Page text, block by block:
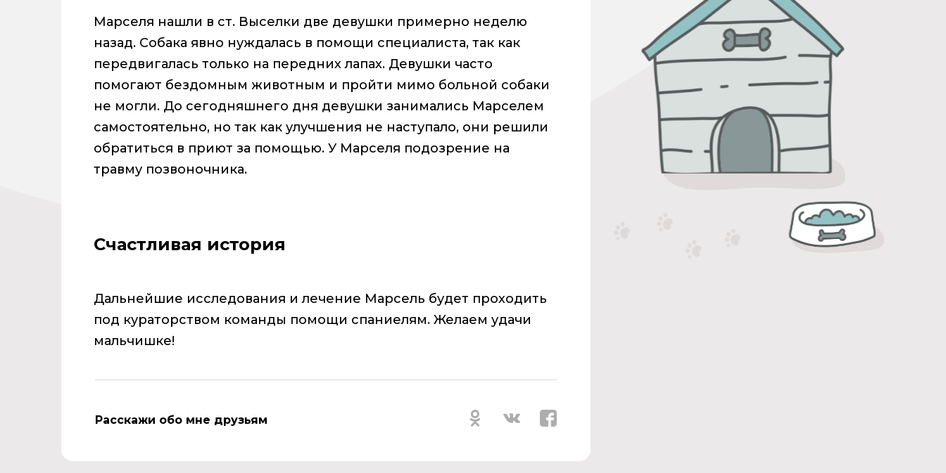
Марселя нашли в ст. Выселки две девушки примерно неделю
назад. Собака явно нуждалась в помощи специалиста, так как
передвигалась только на передних лапах. Девушки часто
помогают бездомным животным и пройти мимо больной собаки
не могли. До сегодняшнего дня девушки занимались Марселем
самостоятельно, но так как улучшения не наступало, они решили
обратиться в приют за помощью. У Марселя подозрение на
травму позвоночника.
Счастливая история
Дальнейшие исследования и лечение Марсель будет проходить
под кураторством команды помощи спаниелям. Желаем удачи
мальчишке!
Расскажи обо мне друзьям